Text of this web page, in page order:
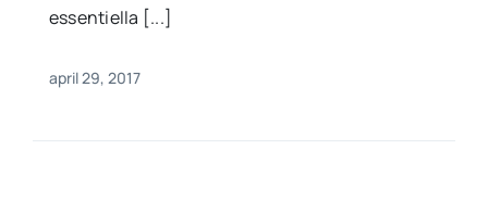
essentiella [...]
april 29, 2017